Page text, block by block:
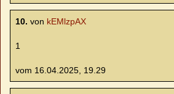
10. von kEMlzpAX
1
vom 16.04.2025, 19.29